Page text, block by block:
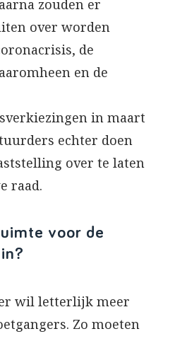
zouden er
over worden
de
en de
in maart
echter doen
over te laten
raad.
voor de
wil letterlijk meer
Zo moeten